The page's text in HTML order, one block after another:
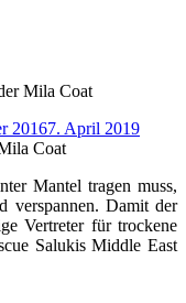
Mila Coat
20167. April 2019
Mantel tragen muss,
verspannen. Damit der
Vertreter für trockene
Salukis Middle East